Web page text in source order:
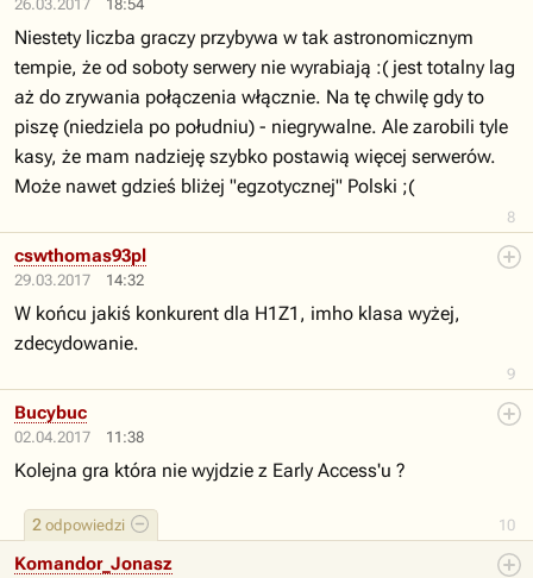
26.03.2017 18:54
8
Niestety liczba graczy przybywa w tak astronomicznym
tempie, że od soboty serwery nie wyrabiają :( jest totalny lag
aż do zrywania połączenia włącznie. Na tę chwilę gdy to
piszę (niedziela po południu) - niegrywalne. Ale zarobili tyle
kasy, że mam nadzieję szybko postawią więcej serwerów.
Może nawet gdzieś bliżej "egzotycznej" Polski ;(
29.03.2017 14:32
9
cswthomas93pl
W końcu jakiś konkurent dla H1Z1, imho klasa wyżej,
zdecydowanie.
02.04.2017 11:38
10
2 odpowiedzi
Bucybuc
Kolejna gra która nie wyjdzie z Early Access'u ?
Komandor_Jonasz